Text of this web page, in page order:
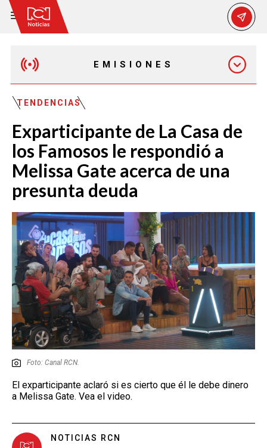
EMISIONES
EMISIÓN 7:00 PM
TENDENCIAS
Exparticipante de La Casa de
los Famosos le respondió a
Melissa Gate acerca de una
presunta deuda
Foto: Canal RCN.
El exparticipante aclaró si es cierto que él le debe dinero
a Melissa Gate. Vea el video.
NOTICIAS RCN